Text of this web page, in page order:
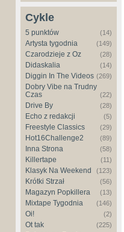
Cykle
5 punktów (14)
Artysta tygodnia (149)
Czarodzieje z Oz (28)
Didaskalia (14)
Diggin In The Videos (269)
Dobry Vibe na Trudny
Czas
(22)
Drive By (28)
Echo z redakcji (5)
Freestyle Classics (29)
Hot16Challenge2 (89)
Inna Strona (58)
Killertape (11)
Klasyk Na Weekend (123)
Krótki Strzał (56)
Magazyn Popkillera (13)
Mixtape Tygodnia (146)
Oi! (2)
Ot tak (225)